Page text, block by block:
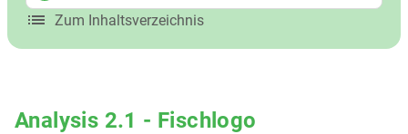
Zum Inhaltsverzeichnis
Analysis 2.1 - Fischlogo